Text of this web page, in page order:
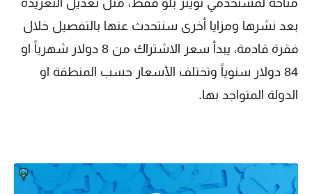
بعد نشرها ومزايا أخرى سنتحدث عنها بالتفصيل خلال
فقرة قادمة، يبدأ سعر الاشتراك من 8 دولار شهرياً او
84 دولار سنوياً وتختلف الأسعار حسب المنطقة او
الدولة المتواجد بها.